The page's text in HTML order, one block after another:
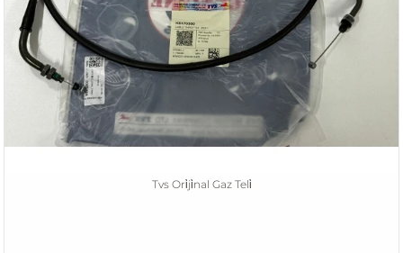
Tvs Ori̇ji̇nal Gaz Teli̇